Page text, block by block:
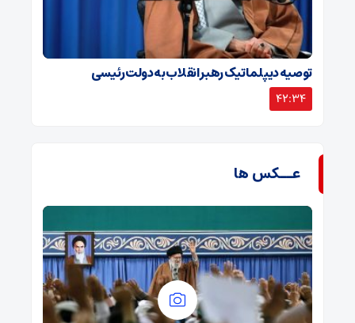
توصیه دیپلماتیک رهبر انقلاب به دولت رئیسی
42:34
عــکس ها